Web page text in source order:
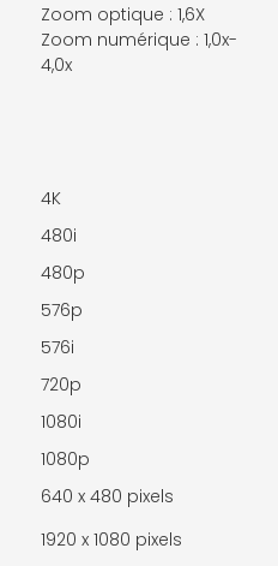
Zoom optique : 1,6X
Zoom numérique : 1,0x-
4,0x
4K
480i
480p
576p
576i
720p
1080i
1080p
640 x 480 pixels
1920 x 1080 pixels